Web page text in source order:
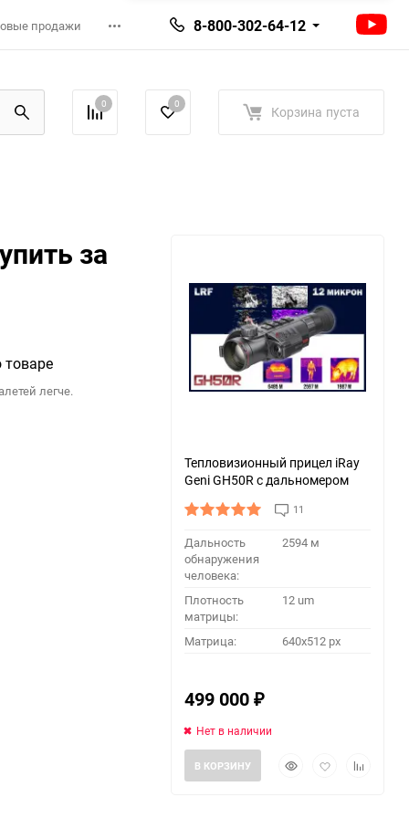
продажи 8-800-302-64-12
0 0 Корзина пуста
за
легче.
Тепловизионный прицел iRay
Geni GH50R с дальномером
11
Дальность
обнаружения
человека:
2594 м
Плотность
матрицы:
12 um
Матрица: 640x512 px
499 000 ₽
Нет в наличии
БыстрыйДобавитьДобавить
В КОРЗИНУ